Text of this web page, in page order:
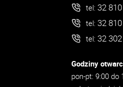
tel: 32
tel: 32
tel: 32
Godziny
pon-pt: 9:00 do